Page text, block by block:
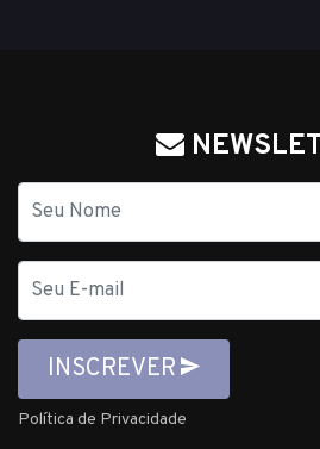
mail
INSCREVER
Política de Privacidade